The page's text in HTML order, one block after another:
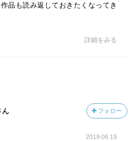
品も読み返しておきたくなってき
詳細をみる
ん フォロー
2019.06.19